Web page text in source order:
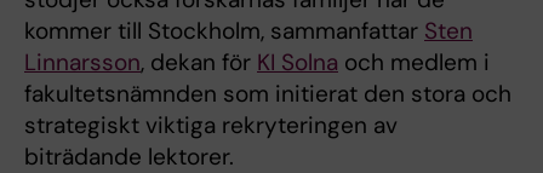
kommer till Stockholm, sammanfattar Sten
Linnarsson, dekan för KI Solna och medlem i
fakultetsnämnden som initierat den stora och
strategiskt viktiga rekryteringen av
biträdande lektorer.